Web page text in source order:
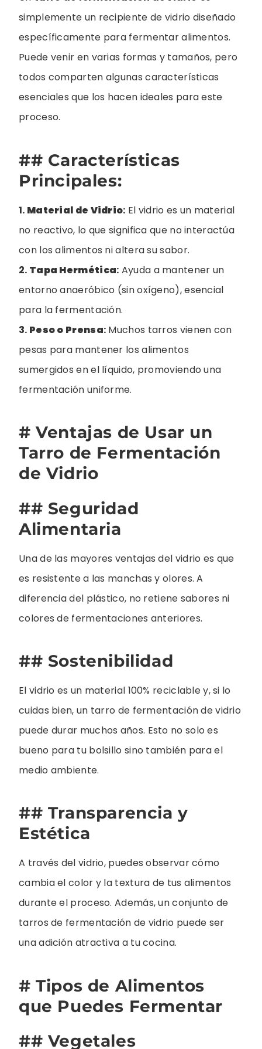
simplemente un recipiente de vidrio diseñado
específicamente para fermentar alimentos.
Puede venir en varias formas y tamaños, pero
todos comparten algunas características
esenciales que los hacen ideales para este
proceso.
## Características
Principales:
1. Material de Vidrio: El vidrio es un material
no reactivo, lo que significa que no interactúa
con los alimentos ni altera su sabor.
2. Tapa Hermética: Ayuda a mantener un
entorno anaeróbico (sin oxígeno), esencial
para la fermentación.
3. Peso o Prensa: Muchos tarros vienen con
pesas para mantener los alimentos
sumergidos en el líquido, promoviendo una
fermentación uniforme.
# Ventajas de Usar un
Tarro de Fermentación
de Vidrio
## Seguridad
Alimentaria
Una de las mayores ventajas del vidrio es que
es resistente a las manchas y olores. A
diferencia del plástico, no retiene sabores ni
colores de fermentaciones anteriores.
## Sostenibilidad
El vidrio es un material 100% reciclable y, si lo
cuidas bien, un tarro de fermentación de vidrio
puede durar muchos años. Esto no solo es
bueno para tu bolsillo sino también para el
medio ambiente.
## Transparencia y
Estética
A través del vidrio, puedes observar cómo
cambia el color y la textura de tus alimentos
durante el proceso. Además, un conjunto de
tarros de fermentación de vidrio puede ser
una adición atractiva a tu cocina.
# Tipos de Alimentos
que Puedes Fermentar
## Vegetales